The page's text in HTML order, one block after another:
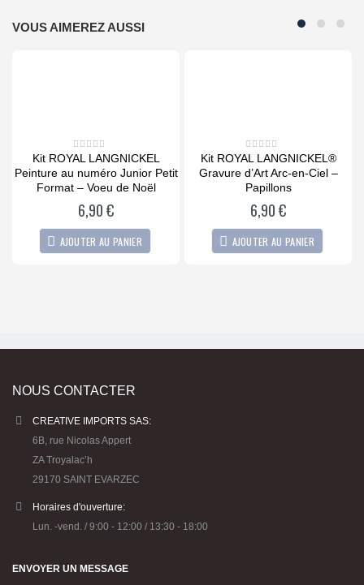
VOUS AIMEREZ AUSSI
0
of
5
Kit ROYAL LANGNICKEL
Peinture au numéro Junior Petit
Format – Voeu de Noël
6,90€
AJOUTER AU PANIER
0
of
5
Kit ROYAL LANGNICKEL®
Gravure d’Art Arc-en-Ciel –
Papillons
6,90€
AJOUTER AU PANIER
NOUS CONTACTER
CREATIVE IMPORTS SAS:
6B, rue Nicolas Appert
ZA Troyalac’h
29170 SAINT EVARZEC
Horaires d'ouverture:
Lun. -vend. / 9:00 - 12:00 / 13:30 - 18:00
ENVOYER UN MESSAGE